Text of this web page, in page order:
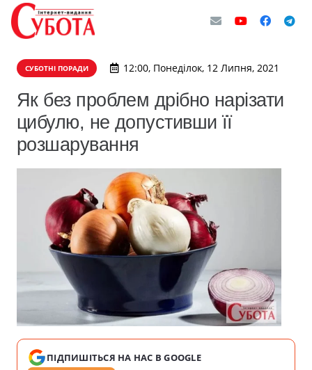
СУБОТНІ ПОРАДИ 12:00, Понеділок, 12 Липня, 2021
Як без проблем дрібно нарізати
цибулю, не допустивши її
розшарування
ПІДПИШІТЬСЯ НА НАС В GOOGLE